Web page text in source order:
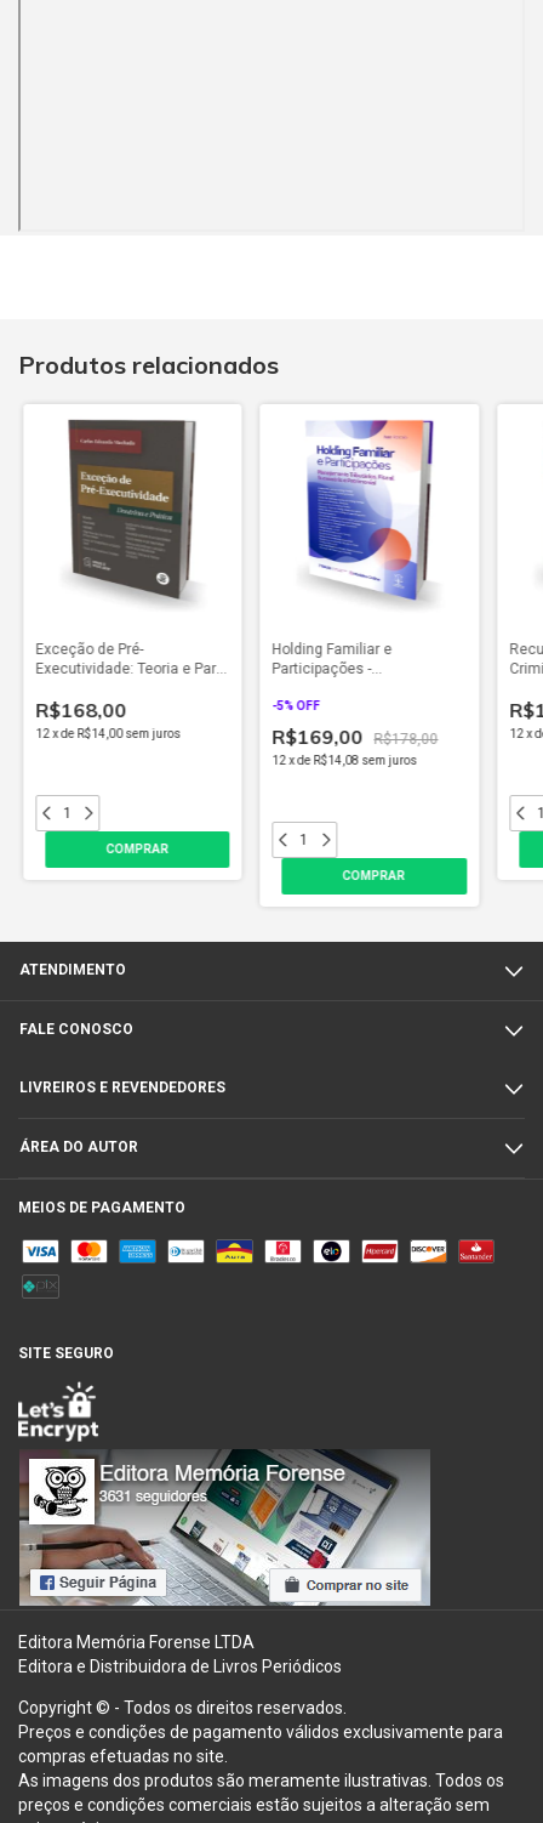
Produtos relacionados
Exceção de Pré-
Executividade: Teoria e Parte
R$168,00
12xde R$14,00 sem juros
Holding Familiar e
Participações -
Fiscal, Sucessório e
Patrimonial (2025)
-5% OFF
R$169,00 R$178,00
12 xde R$14,08 sem juros
12x
ATENDIMENTO
FALE CONOSCO
LIVREIROS E REVENDEDORES
ÁREA DO AUTOR
MEIOS DE PAGAMENTO
SITE SEGURO
Editora Memória Forense LTDA
Editora e Distribuidora de Livros Periódicos
Copyright © - Todos os direitos reservados.
Preços e condições de pagamento válidos exclusivamente para
compras efetuadas no site.
As imagens dos produtos são meramente ilustrativas. Todos os
preços e condições comerciais estão sujeitos a alteração sem